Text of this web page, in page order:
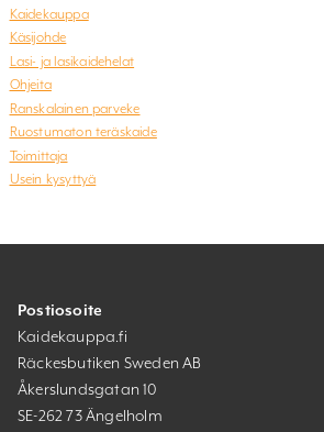
Kaidekauppa
Käsijohde
Lasi- ja lasikaidehelat
Ohjeita
Ranskalainen parveke
Ruostumaton teräskaide
Toimittaja
Usein kysyttyä
Postiosoite
Kaidekauppa.fi
Räckesbutiken Sweden AB
Åkerslundsgatan 10
SE-262 73 Ängelholm